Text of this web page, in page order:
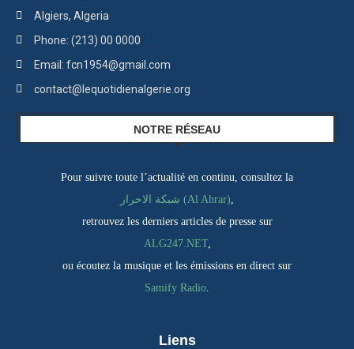
Algiers, Algeria
Phone: (213) 00 0000
Email: fcn1954@gmail.com
contact@lequotidienalgerie.org
NOTRE RÉSEAU
Pour suivre toute l’actualité en continu, consultez la
شبكة الاحرار (Al Ahrar),
retrouvez les derniers articles de presse sur
ALG247.NET,
ou écoutez la musique et les émissions en direct sur
Samify Radio.
Liens